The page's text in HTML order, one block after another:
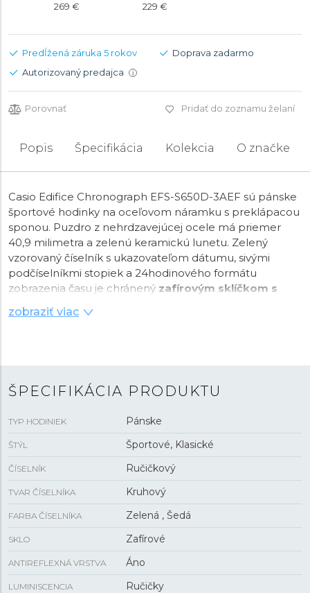
269 € 229 €
Predĺžená záruka 5 rokov
Doprava zadarmo
Autorizovaný predajca
i
Porovnať Pridať do zoznamu želaní
Popis Špecifikácia Kolekcia O značke
Casio Edifice Chronograph EFS-S650D-3AEF sú pánske
športové hodinky na oceľovom náramku s preklápacou
sponou. Puzdro z nehrdzavejúcej ocele má priemer
40,9 milimetra a zelenú keramickú lunetu. Zelený
vzorovaný číselník s ukazovateľom dátumu, sivými
podčíselníkmi stopiek a 24hodinového formátu
zobrazenia času je chránený zafírovým sklíčkom s
antireflexnou vrstvou
luminiscenčnou vrstvou
napájaný batériový strojčeks presnosťou ±20 sekúnd
za mesiac a funkciou indikácie slabej batérie. Stav
nabitia sa dá sledovať na číselníku. S vodotesnosťou
zobraziť viac
ŠPECIFIKÁCIA PRODUKTU
TYP HODINIEK Pánske
ŠTÝL Športové, Klasické
ČÍSELNÍK Ručičkový
TVAR ČÍSELNÍKA Kruhový
FARBA ČÍSELNÍKA Zelená , Šedá
SKLO Zafírové
ANTIREFLEXNÁ VRSTVA Áno
LUMINISCENCIA Ručičky